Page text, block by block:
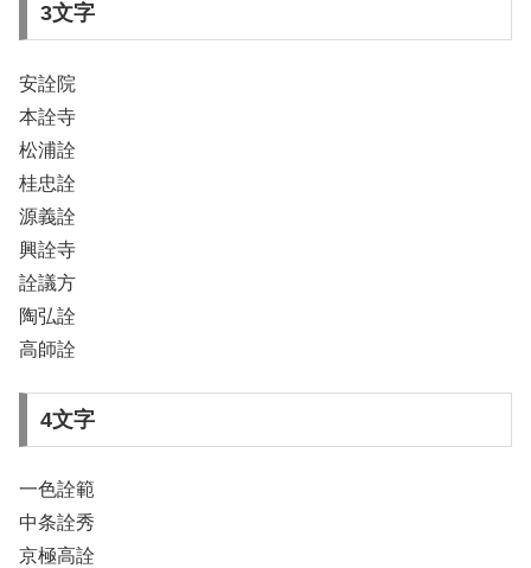
3文字
安詮院
本詮寺
松浦詮
桂忠詮
源義詮
興詮寺
詮議方
陶弘詮
高師詮
4文字
一色詮範
中条詮秀
京極高詮